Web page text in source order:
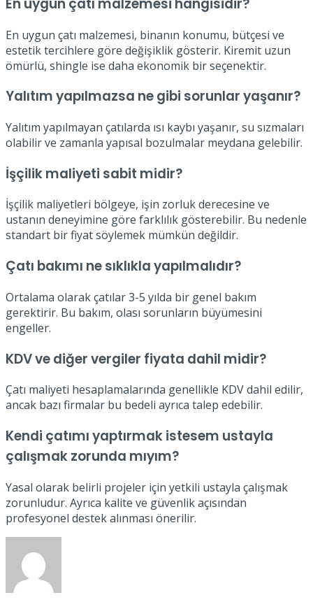
En uygun çatı malzemesi, binanın konumu, bütçesi ve
estetik tercihlere göre değişiklik gösterir. Kiremit uzun
ömürlü, shingle ise daha ekonomik bir seçenektir.
Yalıtım yapılmazsa ne gibi sorunlar yaşanır?
Yalıtım yapılmayan çatılarda ısı kaybı yaşanır, su sızmaları
olabilir ve zamanla yapısal bozulmalar meydana gelebilir.
İşçilik maliyeti sabit midir?
İşçilik maliyetleri bölgeye, işin zorluk derecesine ve
ustanın deneyimine göre farklılık gösterebilir. Bu nedenle
standart bir fiyat söylemek mümkün değildir.
Çatı bakımı ne sıklıkla yapılmalıdır?
Ortalama olarak çatılar 3-5 yılda bir genel bakım
gerektirir. Bu bakım, olası sorunların büyümesini
engeller.
KDV ve diğer vergiler fiyata dahil midir?
Çatı maliyeti hesaplamalarında genellikle KDV dahil edilir,
ancak bazı firmalar bu bedeli ayrıca talep edebilir.
Kendi çatımı yaptırmak istesem ustayla
çalışmak zorunda mıyım?
Yasal olarak belirli projeler için yetkili ustayla çalışmak
zorunludur. Ayrıca kalite ve güvenlik açısından
profesyonel destek alınması önerilir.